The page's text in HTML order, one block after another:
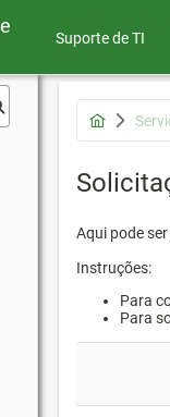
Suporte de TI
Aqui pode
Instruções:
Para
Para